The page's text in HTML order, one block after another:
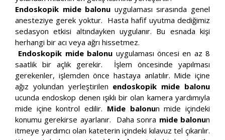
Endoskopik mide balonu uygulaması sırasında genel
anesteziye gerek yoktur. Hasta hafif uyutma dediğimiz
sedasyon etkisi altındayken uygulanır. Bu esnada kişi
herhangi bir acı veya ağrı hissetmez.
Endoskopik mide balonu uygulaması öncesi en az 8
saatlik bir açlık gerekir. İşlem öncesinde yapılması
gerekenler, işlemden önce hastaya anlatılır. Mide içine
ağız yolundan yerleştirilen endoskopik mide balonu
ucunda endoskop denen ışıklı bir olan kamera yardımıyla
mide içine kontrol edilir. Mide balonun mide içindeki
konumu gerekirse ayarlanır. Daha sonra mide balonun
itmeye yardımcı olan kateterin içindeki kılavuz tel çıkarılır.